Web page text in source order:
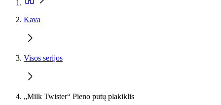
Kava
Visos serijos
„Milk Twister“ Pieno putų plakiklis